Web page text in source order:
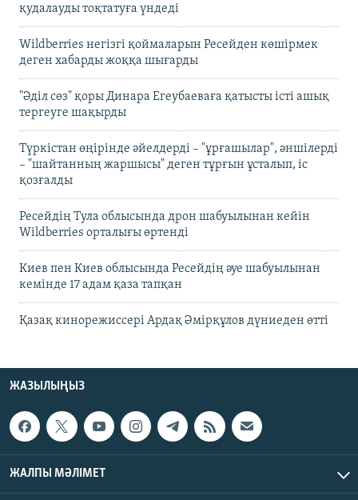
қудалауды тоқтатуға үндеді
Wildberries негізгі қоймаларын Ресейден көшірмек
деген хабарды жоққа шығарды
"Әділ сөз" қоры Динара Егеубаеваға қатысты істі ашық
тергеуге шақырды
Түркістан өңірінде әйелдерді – "ұрғашылар", әншілерді
– "шайтанның жаршысы" деген тұрғын ұсталып, іс
қозғалды
Ресейдің Тула облысында дрон шабуылынан кейін
Wildberries орталығы өртенді
Киев пен Киев облысында Ресейдің әуе шабуылынан
кемінде 17 адам қаза тапқан
Қазақ кинорежиссері Ардақ Әмірқұлов дүниеден өтті
ЖАЗЫЛЫҢЫЗ
ЖАЛПЫ МӘЛІМЕТ